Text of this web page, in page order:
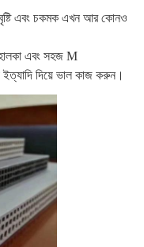
বৃষ্টি এবং চকমক এখন আর কোনও
এবং সহজ M
ইত্যাদি দিয়ে ভাল কাজ করুন।